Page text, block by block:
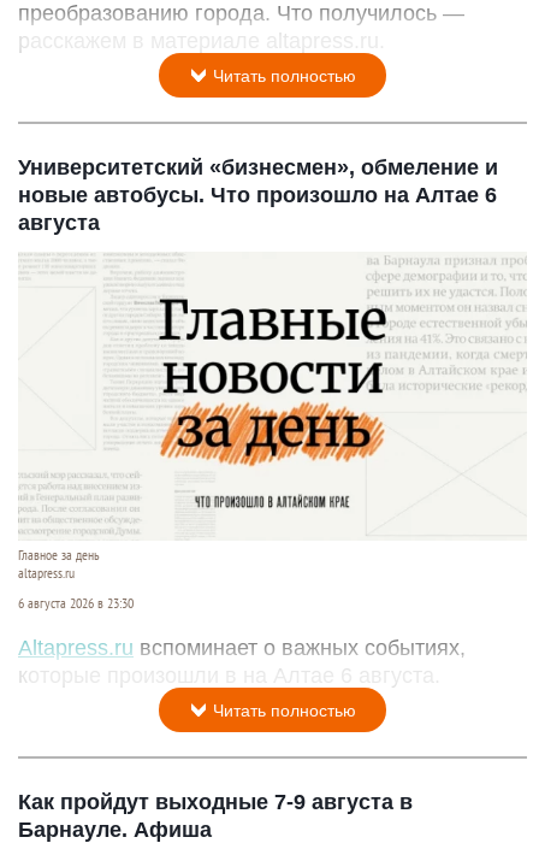
преобразованию города. Что получилось —
расскажем в материале altapress.ru.
Читать полностью
Университетский «бизнесмен», обмеление и
новые автобусы. Что произошло на Алтае 6
августа
Главное за день
altapress.ru
6 августа 2026 в 23:30
Altapress.ru вспоминает о важных событиях,
которые произошли в на Алтае 6 августа.
Читать полностью
Как пройдут выходные 7-9 августа в
Барнауле. Афиша